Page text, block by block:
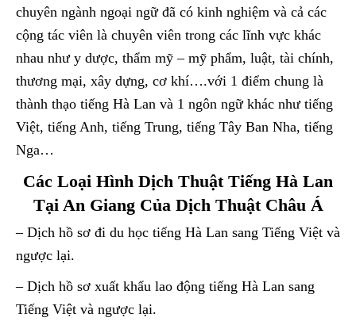
chuyên ngành ngoại ngữ đã có kinh nghiệm và cả các
cộng tác viên là chuyên viên trong các lĩnh vực khác
nhau như y dược, thẩm mỹ – mỹ phẩm, luật, tài chính,
thương mại, xây dựng, cơ khí….với 1 điểm chung là
thành thạo tiếng Hà Lan và 1 ngôn ngữ khác như tiếng
Việt, tiếng Anh, tiếng Trung, tiếng Tây Ban Nha, tiếng
Nga…
Các Loại Hình Dịch Thuật Tiếng Hà Lan
Tại An Giang Của Dịch Thuật Châu Á
– Dịch hồ sơ đi du học tiếng Hà Lan sang Tiếng Việt và
ngược lại.
– Dịch hồ sơ xuất khẩu lao động tiếng Hà Lan sang
Tiếng Việt và ngược lại.